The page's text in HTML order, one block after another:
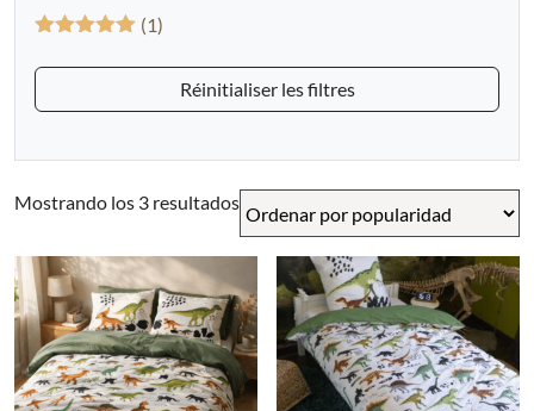
con5de 5
(1)
Réinitialiser les filtres
Mostrando los 3 resultadosOrdenado
por
popularidad